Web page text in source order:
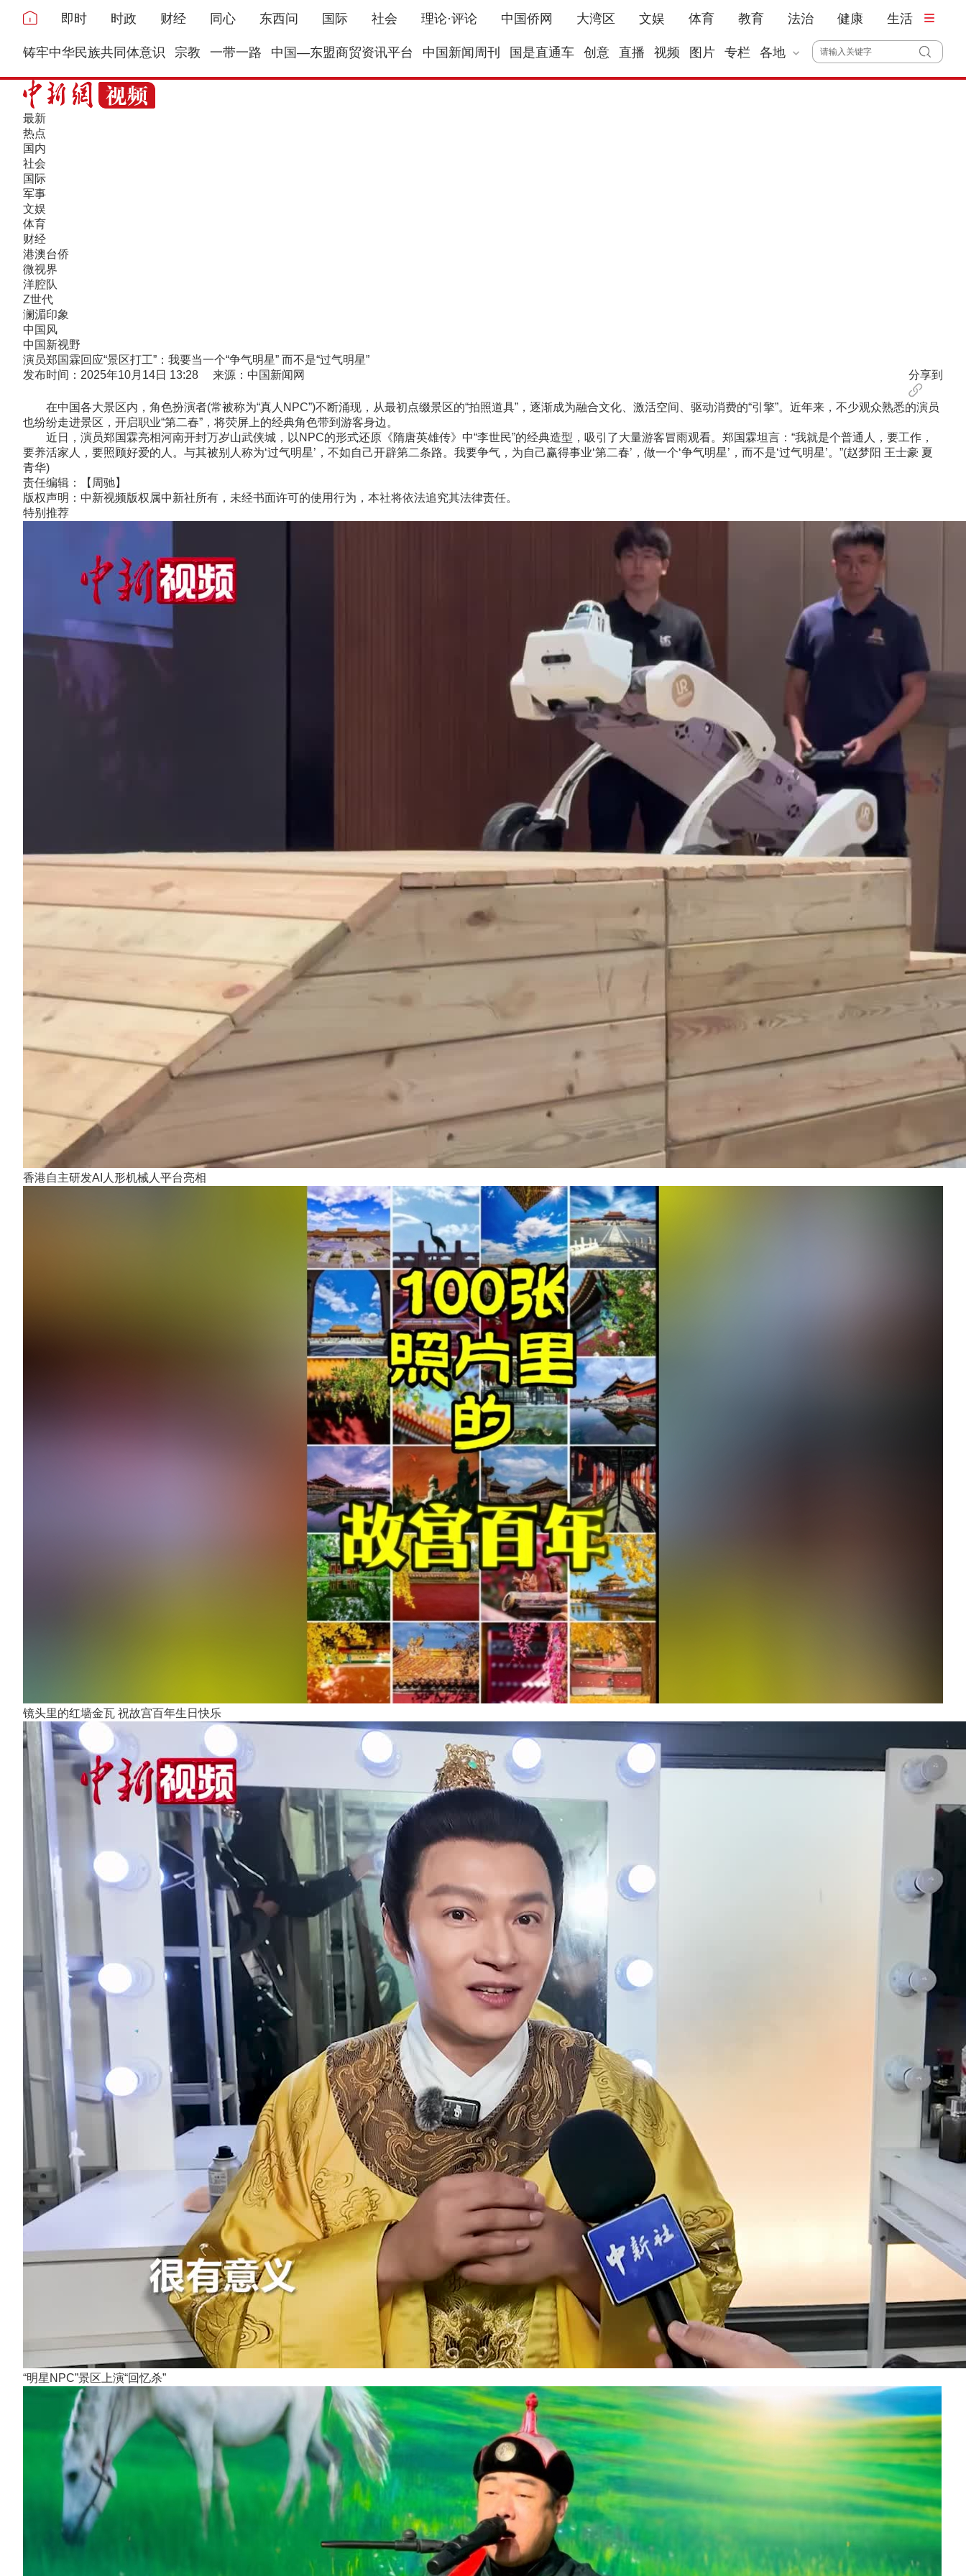
即时 时政 财经 同心 东西问 国际 社会 理论·评论 中国侨网 大湾区 文娱 体育 教育 法治 健康 生活
铸牢中华民族共同体意识 宗教 一带一路 中国—东盟商贸资讯平台 中国新闻周刊 国是直通车 创意 直播 视频 图片 专栏 各地
最新
热点
国内
社会
国际
军事
文娱
体育
财经
港澳台侨
微视界
洋腔队
Z世代
澜湄印象
中国风
中国新视野
演员郑国霖回应“景区打工”：我要当一个“争气明星” 而不是“过气明星”
发布时间：2025年10月14日 13:28 来源：中国新闻网
分享到
在中国各大景区内，角色扮演者(常被称为“真人NPC”)不断涌现，从最初点缀景区的“拍照道具”，逐渐成为融合文化、激活空间、驱动消费的“引擎”。近年来，不少观众熟悉的演员
也纷纷走进景区，开启职业“第二春”，将荧屏上的经典角色带到游客身边。
近日，演员郑国霖亮相河南开封万岁山武侠城，以NPC的形式还原《隋唐英雄传》中“李世民”的经典造型，吸引了大量游客冒雨观看。郑国霖坦言：“我就是个普通人，要工作，
要养活家人，要照顾好爱的人。与其被别人称为‘过气明星’，不如自己开辟第二条路。我要争气，为自己赢得事业‘第二春’，做一个‘争气明星’，而不是‘过气明星’。”(赵梦阳 王士豪 夏
青华)
责任编辑：【周驰】
版权声明：中新视频版权属中新社所有，未经书面许可的使用行为，本社将依法追究其法律责任。
特别推荐
香港自主研发AI人形机械人平台亮相
镜头里的红墙金瓦 祝故宫百年生日快乐
“明星NPC”景区上演“回忆杀”